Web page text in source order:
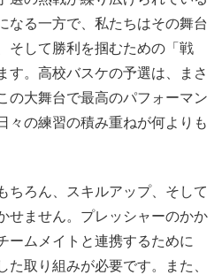
なる一方で、私たちはその舞台
そして勝利を掴むための「戦
す。高校バスケの予選は、まさ
の大舞台で最高のパフォーマン
々の練習の積み重ねが何よりも
ちろん、スキルアップ、そして
せません。プレッシャーのかか
ームメイトと連携するために
た取り組みが必要です。また、